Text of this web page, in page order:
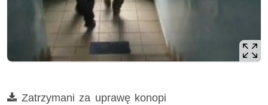
Film
Zatrzymani za uprawę konopi